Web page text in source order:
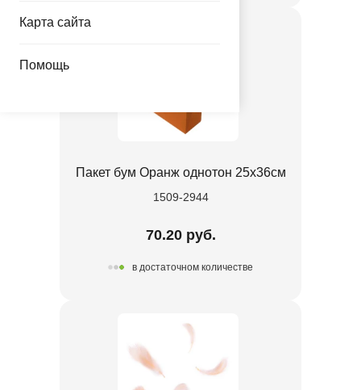
Карта сайта
Помощь
Пакет бум Оранж однотон 25х36см
1509-2944
70.20 руб.
в достаточном количестве